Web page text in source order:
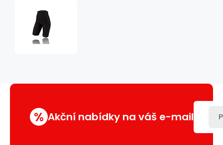
% Akční nabídky na váš e-mail